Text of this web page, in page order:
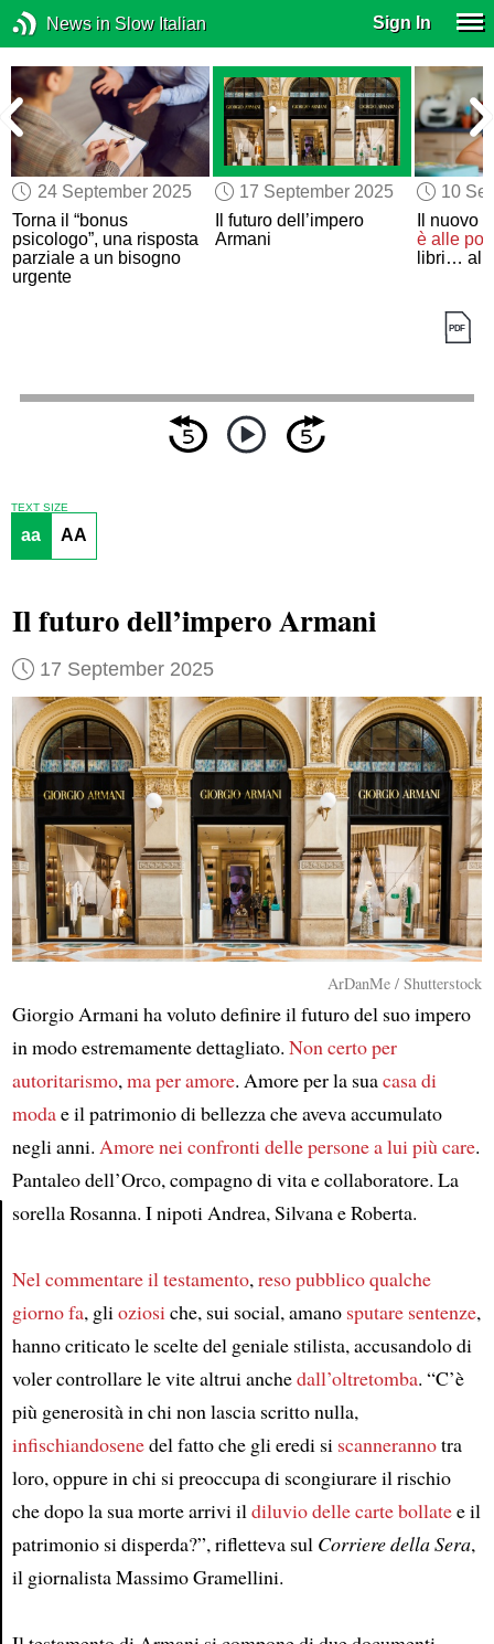
News in Slow Italian Sign In
24 September 2025
Torna il “bonus
psicologo”, una risposta
parziale a un bisogno
urgente
17 September 2025
Il futuro dell’impero
Armani
10
Il nuovo
è alle
libri…
TEXT SIZE
aa AA
Il futuro dell’impero Armani
17 September 2025
ArDanMe / Shutterstock
Giorgio Armani ha voluto definire il futuro del suo impero
in modo estremamente dettagliato. Non certo per
autoritarismo,ma per amore. Amore per la suacasa di
modae il patrimonio di bellezza che aveva accumulato
negli anni. Amore nei confronti delle persone a lui più care.
Pantaleo dell’Orco, compagno di vita e collaboratore. La
sorella Rosanna. I nipoti Andrea, Silvana e Roberta.
Nel commentare il testamento,reso pubblico qualche
giorno fa, glioziosiche, sui social, amano sputare sentenze,
hanno criticato le scelte del geniale stilista, accusandolo di
voler controllare le vite altrui anchedall’oltretomba. “C’è
più generosità in chi non lascia scritto nulla,
infischiandosenedel fatto che gli eredi si scannerannotra
loro, oppure in chi si preoccupa di scongiurare il rischio
che dopo la sua morte arrivi ildiluvio delle carte bollatee il
patrimonio si disperda?”, rifletteva sul Corriere della Sera,
il giornalista Massimo Gramellini.